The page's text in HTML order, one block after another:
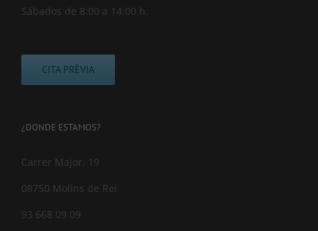
Sábados de 8:00 a 14:00 h.
CITA PRÈVIA
¿DONDE ESTAMOS?
Carrer Major, 19
08750 Molins de Rei
93 668 09 09